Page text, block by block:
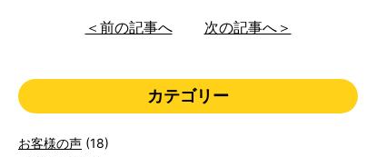
＜前の記事へ 次の記事へ＞
カテゴリー
お客様の声 (18)